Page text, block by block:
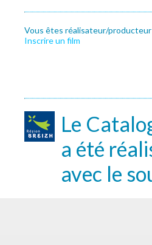
Vous êtes réalisateur/producteur
Inscrire un film
Le
a été
avec le